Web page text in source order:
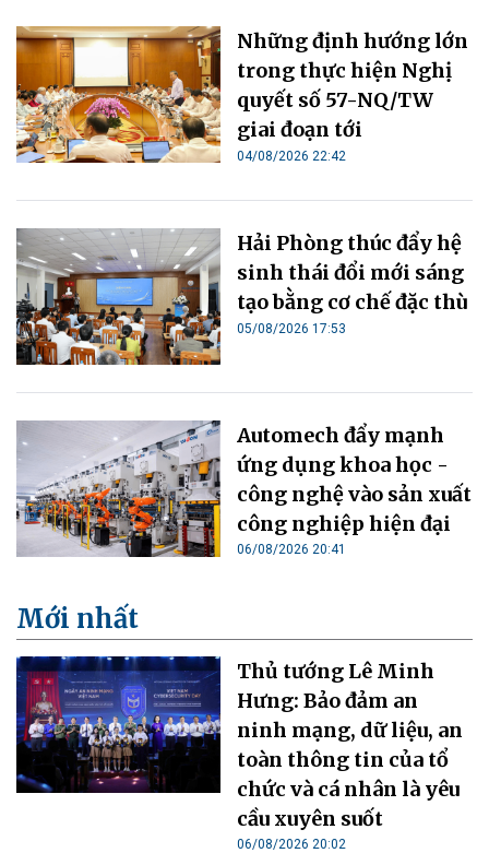
Những định hướng lớn
trong thực hiện Nghị
quyết số 57-NQ/TW
giai đoạn tới
04/08/2026 22:42
Hải Phòng thúc đẩy hệ
sinh thái đổi mới sáng
tạo bằng cơ chế đặc thù
05/08/2026 17:53
Automech đẩy mạnh
ứng dụng khoa học -
công nghệ vào sản xuất
công nghiệp hiện đại
06/08/2026 20:41
Mới nhất
Thủ tướng Lê Minh
Hưng: Bảo đảm an
ninh mạng, dữ liệu, an
toàn thông tin của tổ
chức và cá nhân là yêu
cầu xuyên suốt
06/08/2026 20:02